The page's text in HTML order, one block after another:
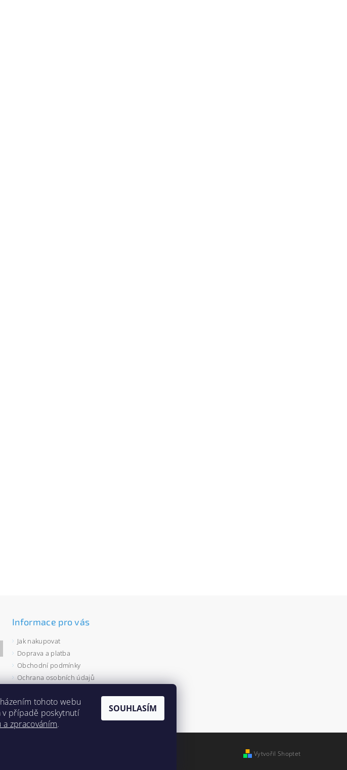
Informace pro vás
Jak nakupovat
Doprava a platba
Obchodní podmínky
Ochrana osobních údajů
Zásady používání souborů cookies
Vytvořil Shoptet
tohoto webu
v případě poskytnutí
a zpracováním.
SOUHLASÍM